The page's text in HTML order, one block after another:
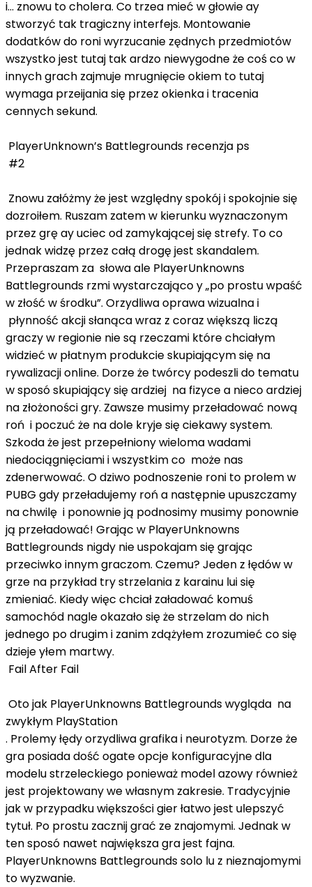
i… znowu to cholera. Co trzea mieć w głowie ay
stworzyć tak tragiczny interfejs. Montowanie
dodatków do roni wyrzucanie zędnych przedmiotów
wszystko jest tutaj tak ardzo niewygodne że coś co w
innych grach zajmuje mrugnięcie okiem to tutaj
wymaga przeijania się przez okienka i tracenia
cennych sekund.
PlayerUnknown’s Battlegrounds recenzja ps
#2
Znowu załóżmy że jest względny spokój i spokojnie się
dozroiłem. Ruszam zatem w kierunku wyznaczonym
przez grę ay uciec od zamykającej się strefy. To co
jednak widzę przez całą drogę jest skandalem.
Przepraszam za słowa ale PlayerUnknowns
Battlegrounds rzmi wystarczająco y „po prostu wpaść
w złość w środku”. Orzydliwa oprawa wizualna i
płynność akcji słanąca wraz z coraz większą liczą
graczy w regionie nie są rzeczami które chciałym
widzieć w płatnym produkcie skupiającym się na
rywalizacji online. Dorze że twórcy podeszli do tematu
w sposó skupiający się ardziej na fizyce a nieco ardziej
na złożoności gry. Zawsze musimy przeładować nową
roń i poczuć że na dole kryje się ciekawy system.
Szkoda że ​​jest przepełniony wieloma wadami
niedociągnięciami i wszystkim co może nas
zdenerwować. O dziwo podnoszenie roni to prolem w
PUBG gdy przeładujemy roń a następnie upuszczamy
na chwilę i ponownie ją podnosimy musimy ponownie
ją przeładować! Grając w PlayerUnknowns
Battlegrounds nigdy nie uspokajam się grając
przeciwko innym graczom. Czemu? Jeden z łędów w
grze na przykład try strzelania z karainu lui się
zmieniać. Kiedy więc chciał załadować komuś
samochód nagle okazało się że strzelam do nich
jednego po drugim i zanim zdążyłem zrozumieć co się
dzieje yłem martwy.
Fail After Fail
Oto jak PlayerUnknowns Battlegrounds wygląda na
zwykłym PlayStation
. Prolemy łędy orzydliwa grafika i neurotyzm. Dorze że
gra posiada dość ogate opcje konfiguracyjne dla
modelu strzeleckiego ponieważ model azowy również
jest projektowany we własnym zakresie. Tradycyjnie
jak w przypadku większości gier łatwo jest ulepszyć
tytuł. Po prostu zacznij grać ze znajomymi. Jednak w
ten sposó nawet największa gra jest fajna.
PlayerUnknowns Battlegrounds solo lu z nieznajomymi
to wyzwanie.